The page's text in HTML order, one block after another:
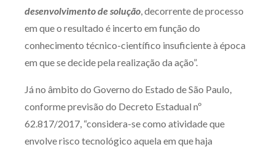
desenvolvimento de solução, decorrente de processo
em que o resultado é incerto em função do
conhecimento técnico-científico insuficiente à época
em que se decide pela realização da ação”.
Já no âmbito do Governo do Estado de São Paulo,
conforme previsão do Decreto Estadual nº
62.817/2017, “considera-se como atividade que
envolve risco tecnológico aquela em que haja